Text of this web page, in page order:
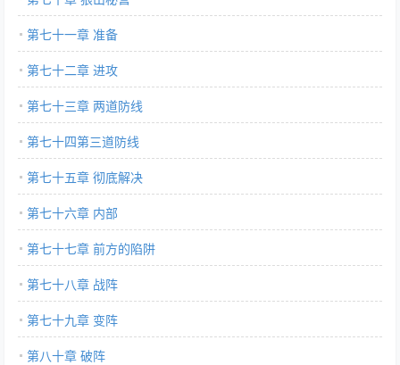
第七十一章 准备
第七十二章 进攻
第七十三章 两道防线
第七十四第三道防线
第七十五章 彻底解决
第七十六章 内部
第七十七章 前方的陷阱
第七十八章 战阵
第七十九章 变阵
第八十章 破阵